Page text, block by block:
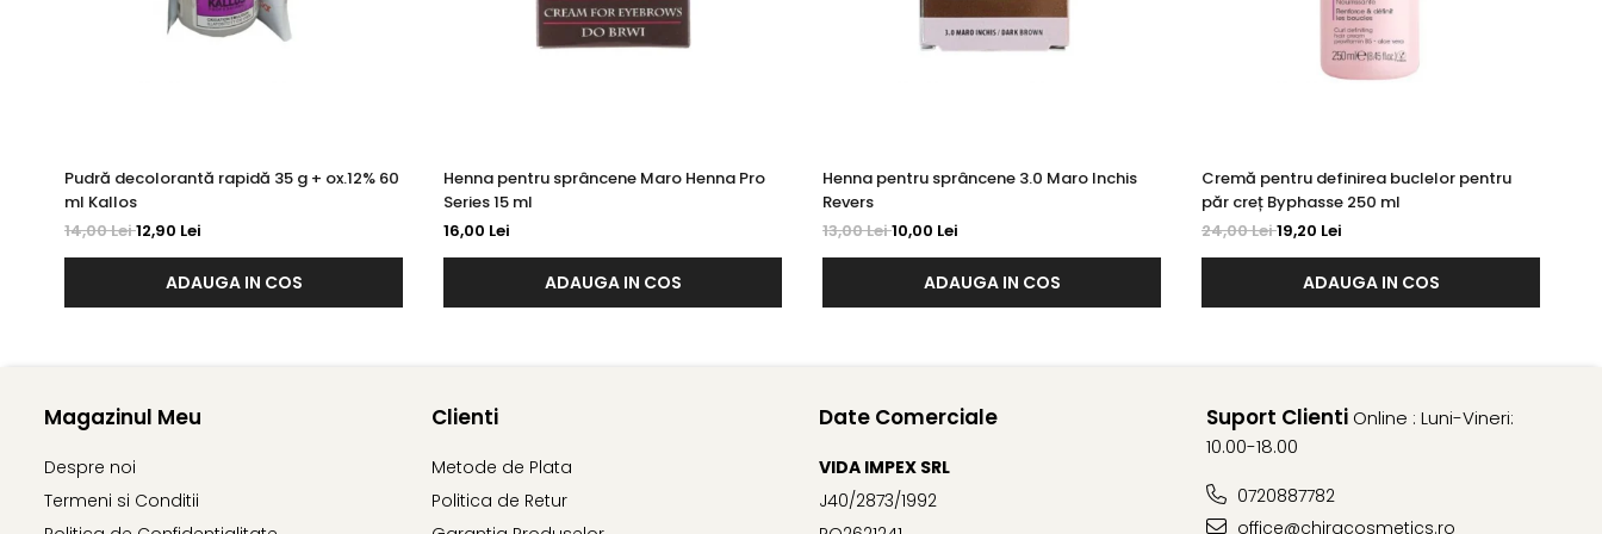
Pudră decolorantă rapidă 35 g + ox.12% 60
ml Kallos
14,00 Lei12,90 Lei
ADAUGA IN COS
Henna pentru sprâncene Maro Henna Pro
Series 15 ml
16,00 Lei
ADAUGA IN COS
Henna pentru sprâncene 3.0 Maro Inchis
Revers
13,00 Lei10,00 Lei
ADAUGA IN COS
Cremă pentru definirea buclelor pentru
păr creț Byphasse 250 ml
24,00 Lei19,20 Lei
ADAUGA IN COS
Magazinul Meu
Despre noi
Termeni si Conditii
Clienti
Metode de Plata
Politica de Retur
Date Comerciale
VIDA IMPEX SRL
J40/2873/1992
Suport Clienti Online : Luni-Vineri:
10.00-18.00
0720887782
office@chiracosmetics.ro